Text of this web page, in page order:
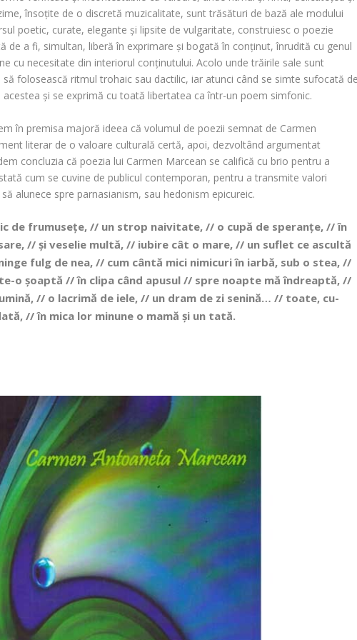
însoțite de o discretă muzicalitate, sunt trăsături de bază ale modului
poetic, curate, elegante și lipsite de vulgaritate, construiesc o poezie
de a fi, simultan, liberă în exprimare și bogată în conținut, înrudită cu genul
cu necesitate din interiorul conținutului. Acolo unde trăirile sale sunt
folosească ritmul trohaic sau dactilic, iar atunci când se simte sufocată
și se exprimă cu toată libertatea ca într-un poem simfonic.
în premisa majoră ideea că volumul de poezii semnat de Carmen
literar de o valoare culturală certă, apoi, dezvoltând argumentat
concluzia că poezia lui Carmen Marcean se califică cu brio pentru a
cum se cuvine de publicul contemporan, pentru a transmite valori
alunece spre parnasianism, sau hedonism epicureic.
de frumusețe, // un strop naivitate, // o cupă de speranțe, // în
// și veselie multă, // iubire cât o mare, // un suflet ce ascultă
fulg de nea, // cum cântă mici nimicuri în iarbă, sub o stea, //
o șoaptă // în clipa când apusul // spre noapte mă îndreaptă, //
// o lacrimă de iele, // un dram de zi senină… // toate, cu-
// în mica lor minune o mamă și un tată.